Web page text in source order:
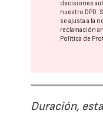
decisiones
nuestro DPD.
se ajusta a la
reclamación
Política de
Duración,